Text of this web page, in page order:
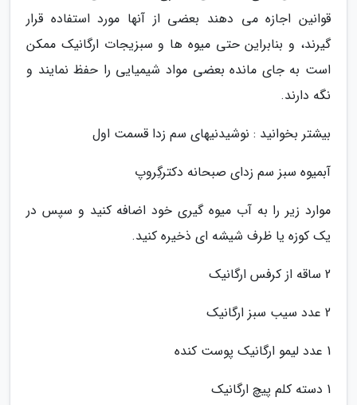
قوانین اجازه می دهند بعضی از آنها مورد استفاده قرار
گیرند، و بنابراین حتی میوه ها و سبزیجات ارگانیک ممکن
است به جای مانده بعضی مواد شیمیایی را حفظ نمایند و
نگه دارند.
بیشتر بخوانید : نوشیدنیهای سم زدا قسمت اول
آبمیوه سبز سم زدای صبحانه دکترگِروپ
موارد زیر را به آب میوه گیری خود اضافه کنید و سپس در
یک کوزه یا ظرف شیشه ای ذخیره کنید.
2 ساقه از کرفس ارگانیک
2 عدد سیب سبز ارگانیک
1 عدد لیمو ارگانیک پوست کنده
1 دسته کلم پیچ ارگانیک